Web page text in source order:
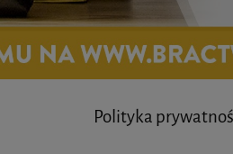
Polityka